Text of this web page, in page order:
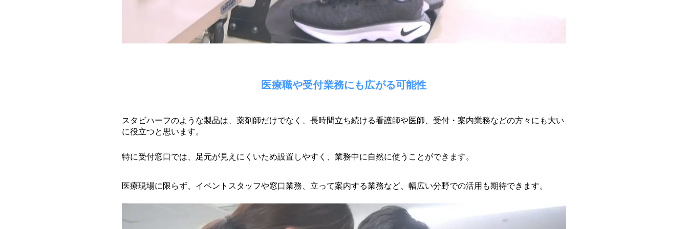
医療職や受付業務にも広がる可能性
スタビハーフのような製品は、薬剤師だけでなく、長時間立ち続ける看護師や医師、受付・案内業務などの方々にも大い
に役立つと思います。
特に受付窓口では、足元が見えにくいため設置しやすく、業務中に自然に使うことができます。
医療現場に限らず、イベントスタッフや窓口業務、立って案内する業務など、幅広い分野での活用も期待できます。